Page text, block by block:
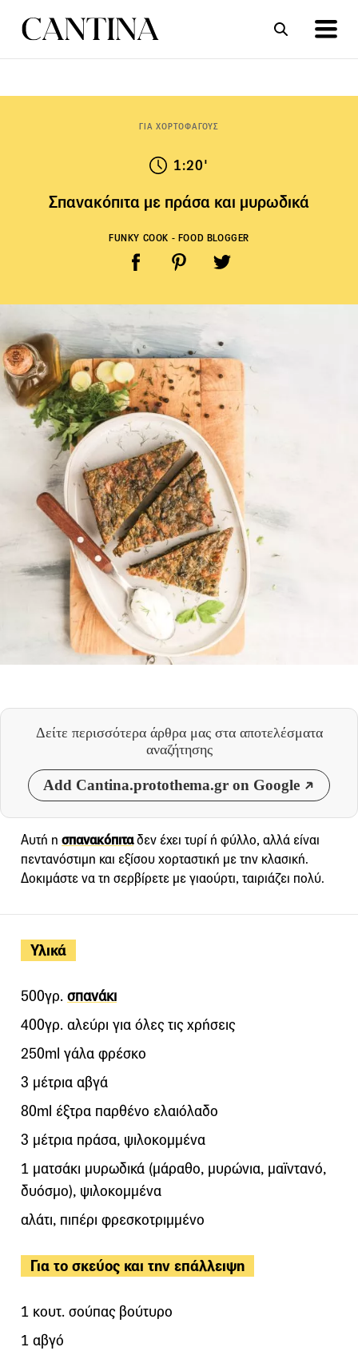
ΓΙΑ ΧΟΡΤΟΦΑΓΟΥΣ
1:20'
Σπανακόπιτα με πράσα και μυρωδικά
FUNKY COOK - FOOD BLOGGER
Δείτε περισσότερα άρθρα μας στα αποτελέσματα
αναζήτησης
Add Cantina.protothema.gr on Google
Υλικά
500γρ. σπανάκι
400γρ. αλεύρι για όλες τις χρήσεις
250ml γάλα φρέσκο
3 μέτρια αβγά
80ml έξτρα παρθένο ελαιόλαδο
3 μέτρια πράσα, ψιλοκομμένα
1 ματσάκι μυρωδικά (μάραθο, μυρώνια, μαϊντανό,
δυόσμο), ψιλοκομμένα
αλάτι, πιπέρι φρεσκοτριμμένο
Για το σκεύος και την επάλλειψη
1 κουτ. σούπας βούτυρο
1 αβγό
Αυτή η σπανακόπιταδεν έχει τυρί ή φύλλο, αλλά είναι
πεντανόστιμη και εξίσου χορταστική με την κλασική.
Δοκιμάστε να τη σερβίρετε με γιαούρτι, ταιριάζει πολύ.